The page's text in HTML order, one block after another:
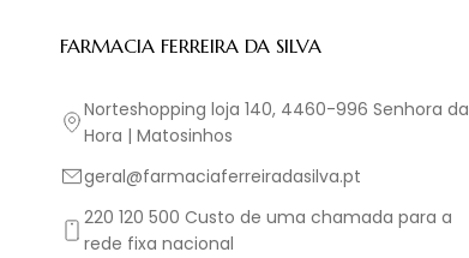
FARMACIA FERREIRA DA SILVA
Norteshopping loja 140, 4460-996 Senhora da
Hora | Matosinhos
geral@farmaciaferreiradasilva.pt
220 120 500 Custo de uma chamada para a
rede fixa nacional